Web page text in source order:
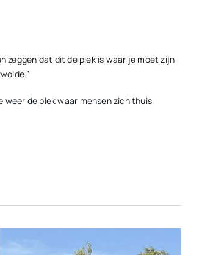
zeggen dat dit de plek is waar je moet zijn
de plek waar mensen zich thuis